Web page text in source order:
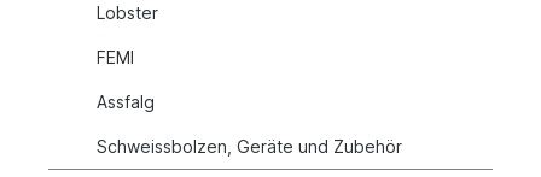
Lobster
FEMI
Assfalg
Schweissbolzen, Geräte und Zubehör